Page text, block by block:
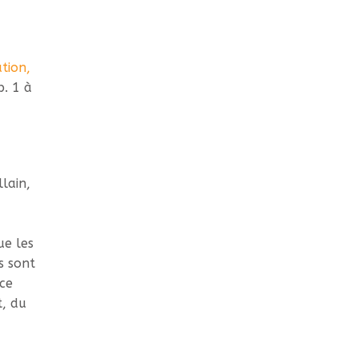
1 à
les
sont
du